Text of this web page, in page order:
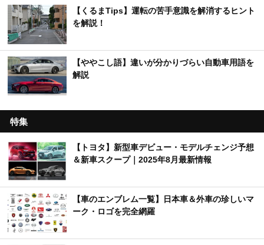
【くるまTips】運転の苦手意識を解消するヒント
を解説！
【ややこし語】違いが分かりづらい自動車用語を
解説
特集
【トヨタ】新型車デビュー・モデルチェンジ予想
＆新車スクープ｜2025年8月最新情報
【車のエンブレム一覧】日本車＆外車の珍しいマ
ーク・ロゴを完全網羅